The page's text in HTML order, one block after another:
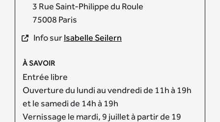
3 Rue Saint-Philippe du Roule
75008 Paris
Info surIsabelle Seilern
À SAVOIR
Entrée libre
Ouverture du lundi au vendredi de 11h à 19h
et le samedi de 14h à 19h
Vernissage le mardi, 9 juillet à partir de 19